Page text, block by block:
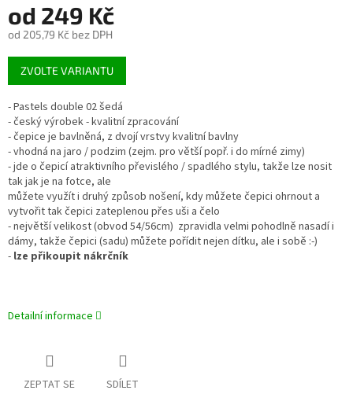
od 249 Kč
od 205,79 Kč bez DPH
Měrná
cena:
ZVOLTE VARIANTU
- Pastels double 02 šedá
- český výrobek - kvalitní zpracování
- čepice je bavlněná, z dvojí vrstvy kvalitní bavlny
- vhodná na jaro / podzim (zejm. pro větší popř. i do mírné zimy)
- jde o čepicí atraktivního převislého / spadlého stylu, takže lze nosit
tak jak je na fotce, ale
můžete využít i druhý způsob nošení, kdy můžete čepici ohrnout a
vytvořit tak čepici zateplenou přes uši a čelo
- největší velikost (obvod 54/56cm) zpravidla velmi pohodlně nasadí i
dámy, takže čepici (sadu) můžete pořídit nejen dítku, ale i sobě :-)
- lze přikoupit nákrčník
Detailní informace
ZEPTAT SE SDÍLET